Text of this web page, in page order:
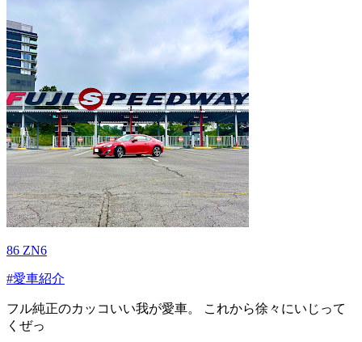
86 ZN6
#愛車紹介
フル純正のカッコいい我が愛車。 これから徐々にいじって
くぜっ